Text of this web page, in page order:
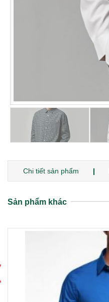
Chi tiết sản phẩm
Sản phẩm khác